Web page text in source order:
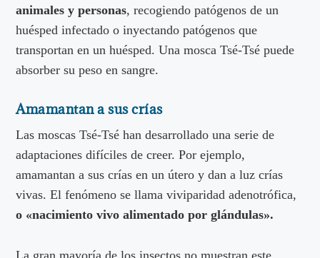
animales y personas, recogiendo patógenos de un
huésped infectado o inyectando patógenos que
transportan en un huésped. Una mosca Tsé-Tsé puede
absorber su peso en sangre.
Amamantan a sus crías
Las moscas Tsé-Tsé han desarrollado una serie de
adaptaciones difíciles de creer. Por ejemplo,
amamantan a sus crías en un útero y dan a luz crías
vivas. El fenómeno se llama viviparidad adenotrófica,
o «nacimiento vivo alimentado por glándulas».
La gran mayoría de los insectos no muestran este